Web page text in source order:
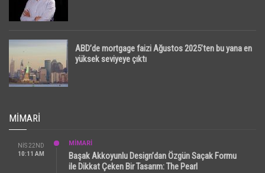
ABD’de mortgage faizi Ağustos 2025’ten bu yana en
yüksek seviyeye çıktı
MIMARI
NIS 22ND
10:11 AM
MİMARİ
Başak Akkoyunlu Design’dan Özgün Saçak Formu
ile Dikkat Çeken Bir Tasarım: The Pearl